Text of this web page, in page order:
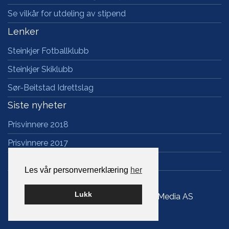
Les vår personvernerklæring her
Lukk
Se vilkår for utdeling av stipend
Lenker
Steinkjer Fotballklubb
Steinkjer Skiklubb
Sør-Beitstad Idrettslag
Siste nyheter
Prisvinnere 2018
Prisvinnere 2017
Bygget på WordPress av Smart Media AS